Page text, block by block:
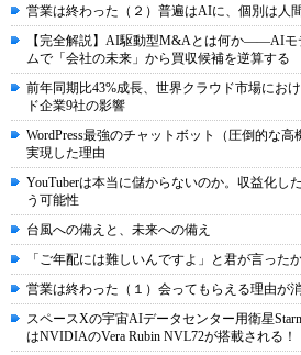
営業は終わった（２）普遍はAIに、個別は人
【完全解説】AI駆動型M&Aとは何か――AIモ
ムで「会社の未来」から買収候補を逆算する
前年同期比43%成長、世界クラウド市場にお
ド企業9社の影響
WordPress最強のチャットボット（圧倒的な
実現した理由
YouTuberは本当に儲からないのか。収益化し
う可能性
台風への備えと、未来への備え
「ご年配には難しいんですよ」と君が言った
営業は終わった（１）会ってもらえる理由が
スペースXの宇宙AIデータセンター用衛星
はNVIDIAのVera Rubin NVL72が搭載される！